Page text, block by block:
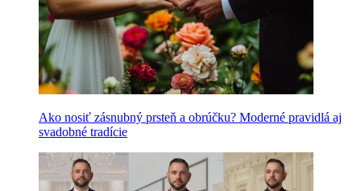
Ako nosiť zásnubný prsteň a obrúčku? Moderné pravidlá aj
svadobné tradície